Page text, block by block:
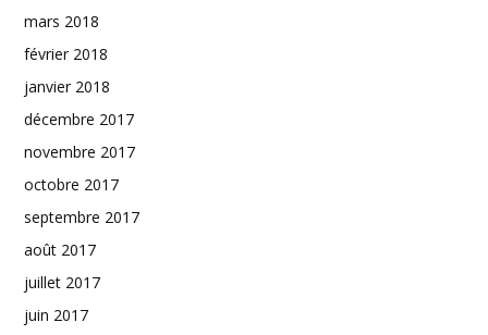
mars 2018
février 2018
janvier 2018
décembre 2017
novembre 2017
octobre 2017
septembre 2017
août 2017
juillet 2017
juin 2017